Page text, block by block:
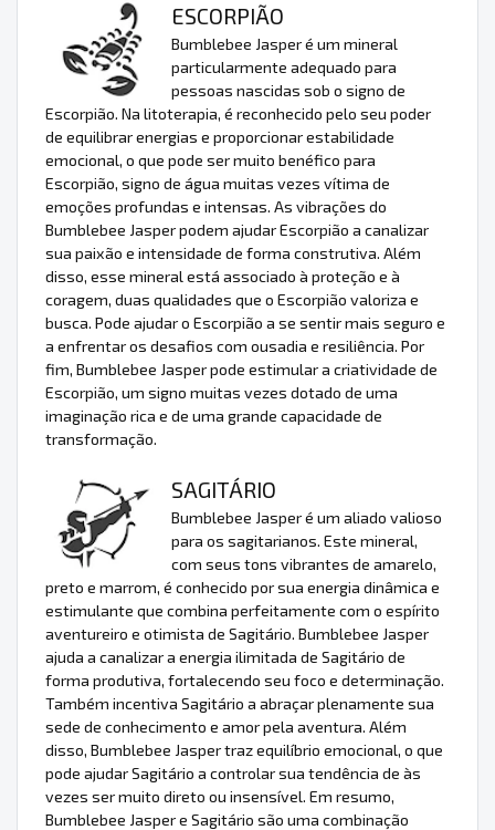
ESCORPIÃO
Bumblebee Jasper é um mineral
particularmente adequado para
pessoas nascidas sob o signo de
Escorpião. Na litoterapia, é reconhecido pelo seu poder
de equilibrar energias e proporcionar estabilidade
emocional, o que pode ser muito benéfico para
Escorpião, signo de água muitas vezes vítima de
emoções profundas e intensas. As vibrações do
Bumblebee Jasper podem ajudar Escorpião a canalizar
sua paixão e intensidade de forma construtiva. Além
disso, esse mineral está associado à proteção e à
coragem, duas qualidades que o Escorpião valoriza e
busca. Pode ajudar o Escorpião a se sentir mais seguro e
a enfrentar os desafios com ousadia e resiliência. Por
fim, Bumblebee Jasper pode estimular a criatividade de
Escorpião, um signo muitas vezes dotado de uma
imaginação rica e de uma grande capacidade de
transformação.
SAGITÁRIO
Bumblebee Jasper é um aliado valioso
para os sagitarianos. Este mineral,
com seus tons vibrantes de amarelo,
preto e marrom, é conhecido por sua energia dinâmica e
estimulante que combina perfeitamente com o espírito
aventureiro e otimista de Sagitário. Bumblebee Jasper
ajuda a canalizar a energia ilimitada de Sagitário de
forma produtiva, fortalecendo seu foco e determinação.
Também incentiva Sagitário a abraçar plenamente sua
sede de conhecimento e amor pela aventura. Além
disso, Bumblebee Jasper traz equilíbrio emocional, o que
pode ajudar Sagitário a controlar sua tendência de às
vezes ser muito direto ou insensível. Em resumo,
Bumblebee Jasper e Sagitário são uma combinação